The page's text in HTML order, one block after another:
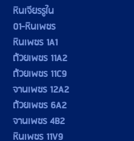
หินเจียรรูใน
01-หินเพชร
หินเพชร 1A1
ถ้วยเพชร 11A2
ถ้วยเพชร 11C9
จานเพชร 12A2
ถ้วยเพชร 6A2
จานเพชร 4B2
หินเพชร 11V9